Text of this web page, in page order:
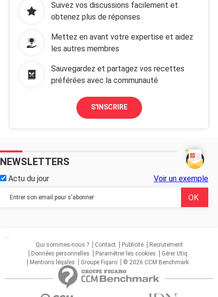
Suivez vos discussions facilement et
obtenez plus de réponses
Mettez en avant votre expertise et aidez
les autres membres
Sauvegardez et partagez vos recettes
préférées avec la communauté
S'INSCRIRE
NEWSLETTERS
Actu du jour Voir un exemple
...
Qui sommes-nous ?
Contact Publicité
Recrutement
Données personnelles
Paramétrer les cookies
Gérer Utiq
Mentions légales
Groupe Figaro © 2026 CCM Benchmark